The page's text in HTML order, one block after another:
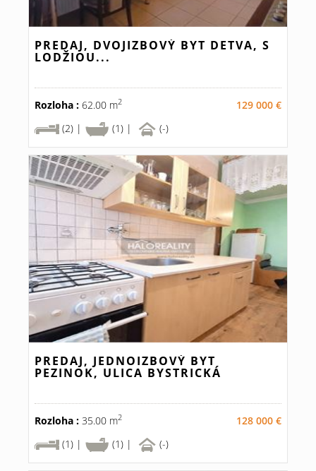
PREDAJ, DVOJIZBOVÝ BYT DETVA, S
LODŽIOU...
Rozloha : 62.00 m2
129 000 €
(2) |
(1) | (-)
PREDAJ, JEDNOIZBOVÝ BYT
PEZINOK, ULICA BYSTRICKÁ
Rozloha : 35.00 m2
128 000 €
(1) |
(1) | (-)